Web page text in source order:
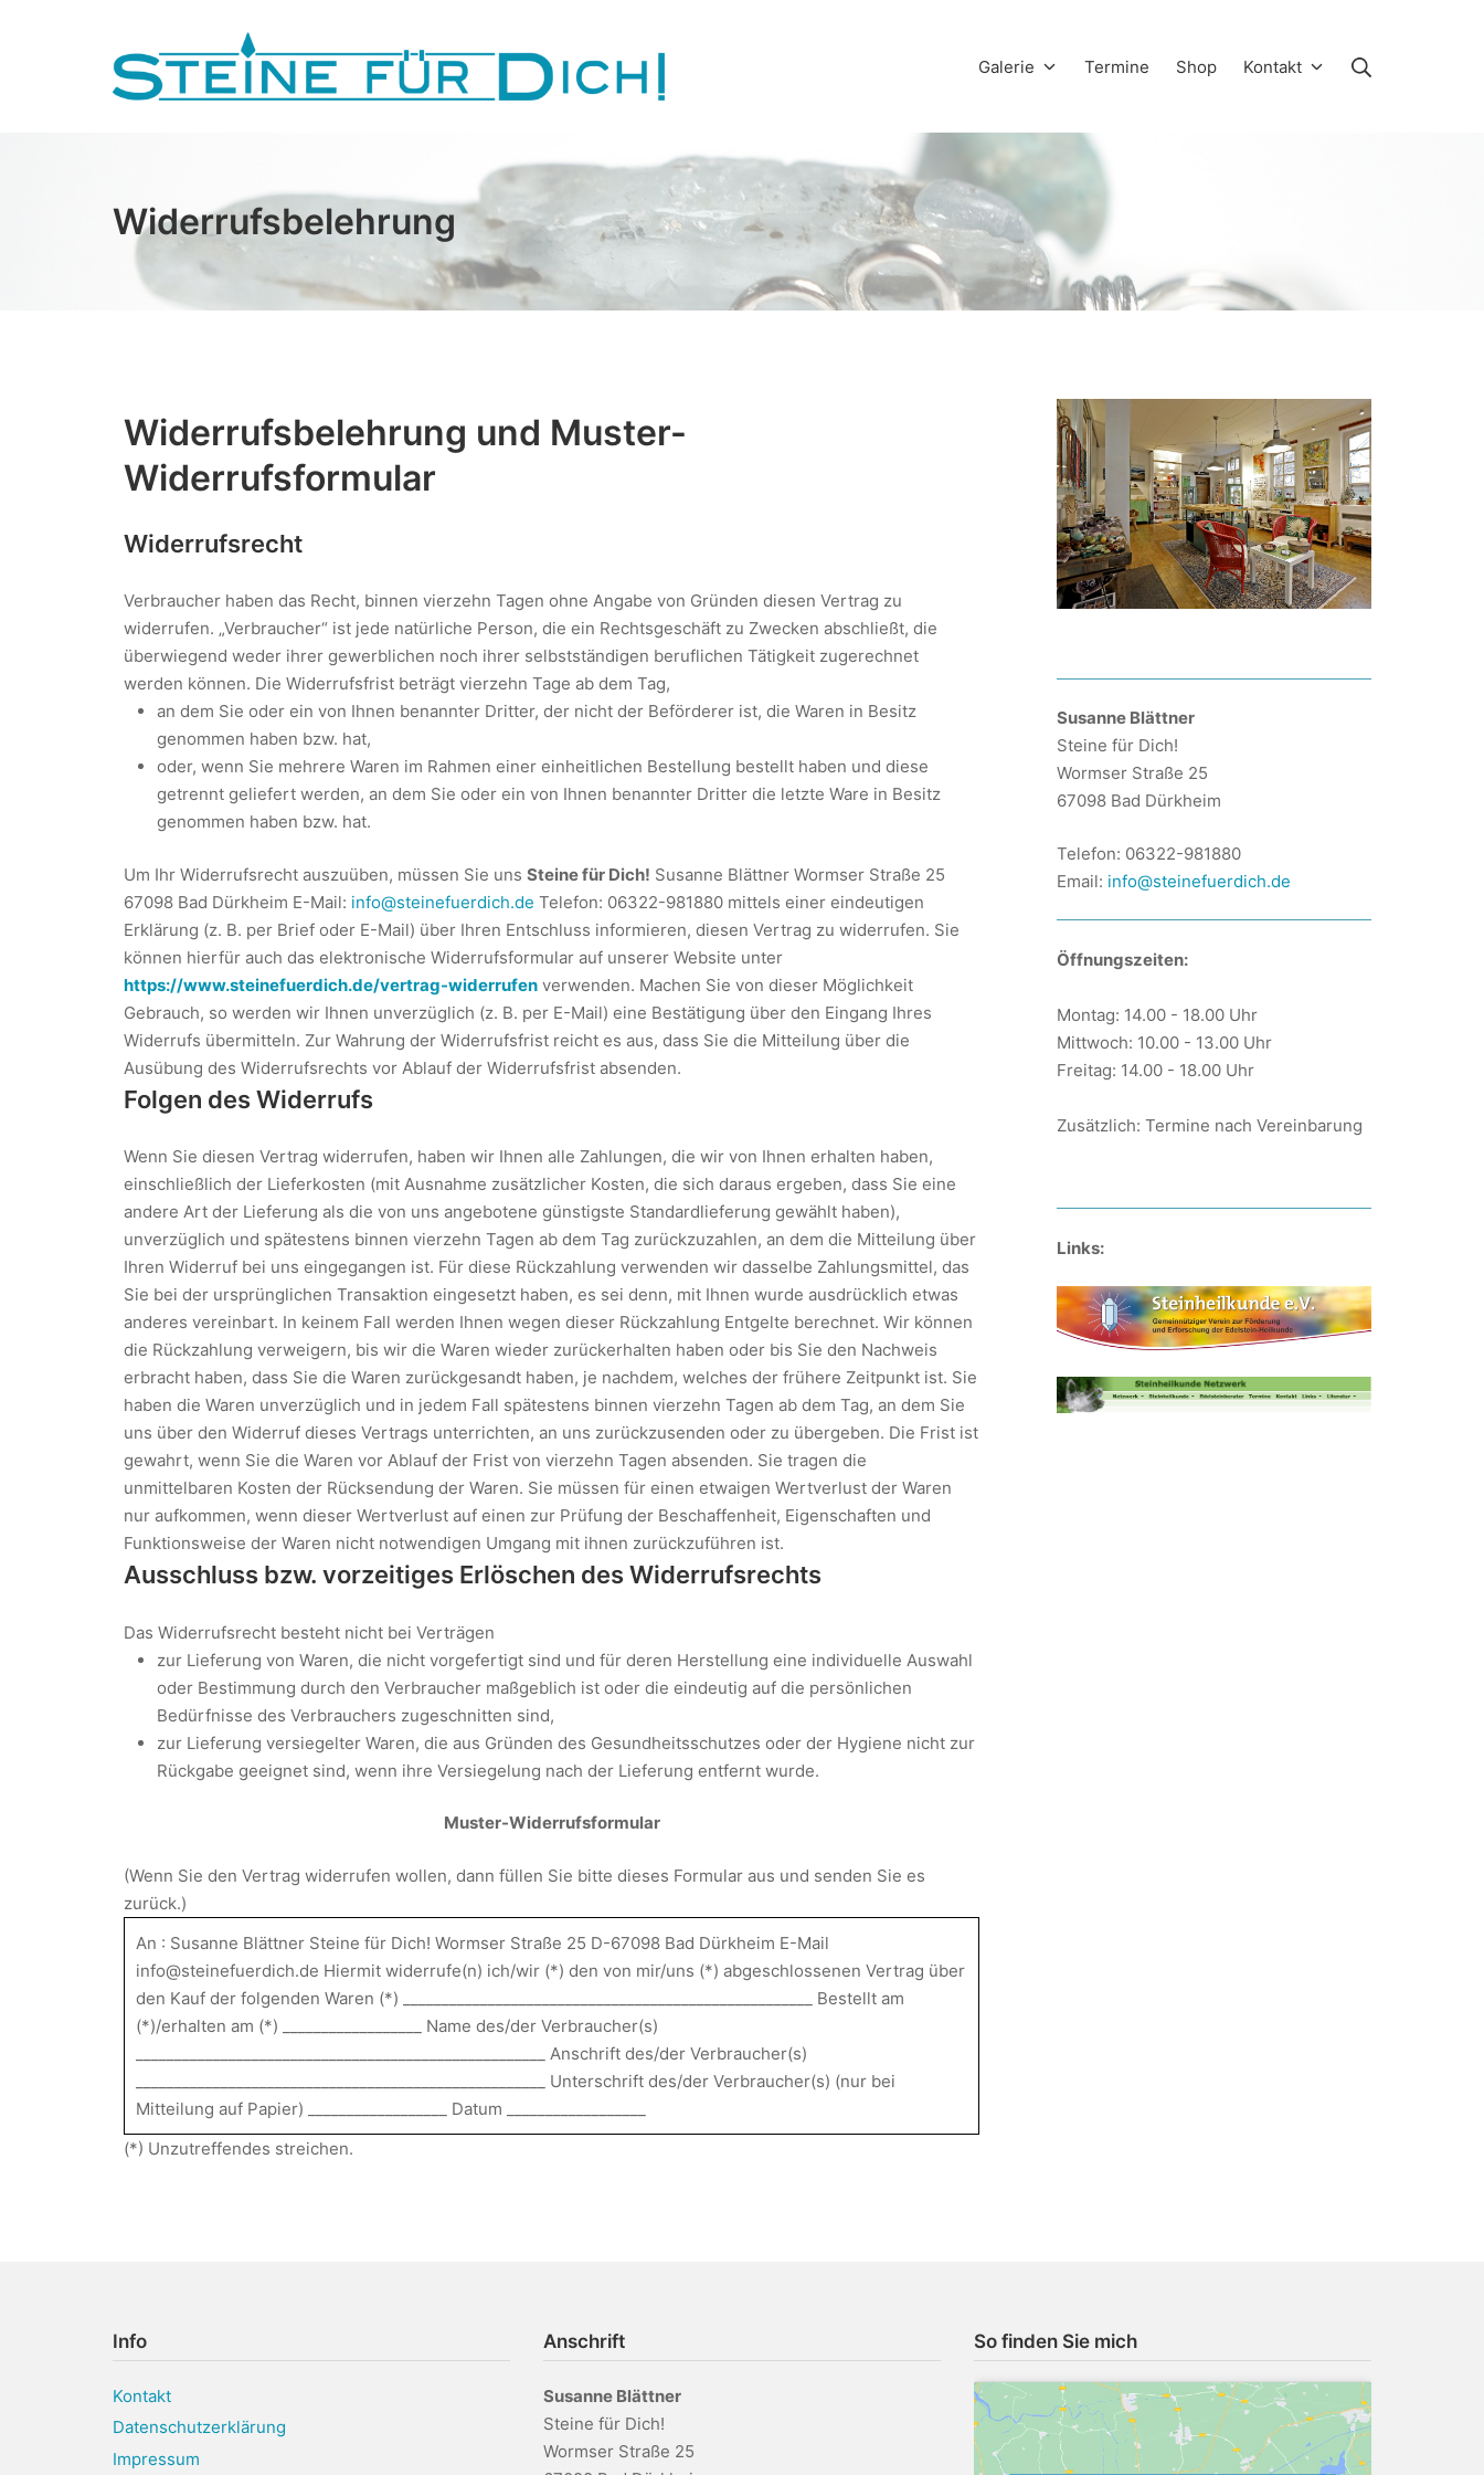
Galerie Termine Shop Kontakt
Widerrufsbelehrung
Widerrufsbelehrung und Muster-
Widerrufsformular
Widerrufsrecht
Verbraucher haben das Recht, binnen vierzehn Tagen ohne Angabe von Gründen diesen Vertrag zu
widerrufen. „Verbraucher“ ist jede natürliche Person, die ein Rechtsgeschäft zu Zwecken abschließt, die
überwiegend weder ihrer gewerblichen noch ihrer selbstständigen beruflichen Tätigkeit zugerechnet
werden können. Die Widerrufsfrist beträgt vierzehn Tage ab dem Tag,
an dem Sie oder ein von Ihnen benannter Dritter, der nicht der Beförderer ist, die Waren in Besitz
genommen haben bzw. hat,
oder, wenn Sie mehrere Waren im Rahmen einer einheitlichen Bestellung bestellt haben und diese
getrennt geliefert werden, an dem Sie oder ein von Ihnen benannter Dritter die letzte Ware in Besitz
genommen haben bzw. hat.
Um Ihr Widerrufsrecht auszuüben, müssen Sie uns Steine für Dich! Susanne Blättner Wormser Straße 25
67098 Bad Dürkheim E-Mail: info@steinefuerdich.de Telefon: 06322-981880 mittels einer eindeutigen
Erklärung (z. B. per Brief oder E-Mail) über Ihren Entschluss informieren, diesen Vertrag zu widerrufen. Sie
können hierfür auch das elektronische Widerrufsformular auf unserer Website unter
https://www.steinefuerdich.de/vertrag-widerrufen verwenden. Machen Sie von dieser Möglichkeit
Gebrauch, so werden wir Ihnen unverzüglich (z. B. per E-Mail) eine Bestätigung über den Eingang Ihres
Widerrufs übermitteln. Zur Wahrung der Widerrufsfrist reicht es aus, dass Sie die Mitteilung über die
Ausübung des Widerrufsrechts vor Ablauf der Widerrufsfrist absenden.
Folgen des Widerrufs
Wenn Sie diesen Vertrag widerrufen, haben wir Ihnen alle Zahlungen, die wir von Ihnen erhalten haben,
einschließlich der Lieferkosten (mit Ausnahme zusätzlicher Kosten, die sich daraus ergeben, dass Sie eine
andere Art der Lieferung als die von uns angebotene günstigste Standardlieferung gewählt haben),
unverzüglich und spätestens binnen vierzehn Tagen ab dem Tag zurückzuzahlen, an dem die Mitteilung über
Ihren Widerruf bei uns eingegangen ist. Für diese Rückzahlung verwenden wir dasselbe Zahlungsmittel, das
Sie bei der ursprünglichen Transaktion eingesetzt haben, es sei denn, mit Ihnen wurde ausdrücklich etwas
anderes vereinbart. In keinem Fall werden Ihnen wegen dieser Rückzahlung Entgelte berechnet. Wir können
die Rückzahlung verweigern, bis wir die Waren wieder zurückerhalten haben oder bis Sie den Nachweis
erbracht haben, dass Sie die Waren zurückgesandt haben, je nachdem, welches der frühere Zeitpunkt ist. Sie
haben die Waren unverzüglich und in jedem Fall spätestens binnen vierzehn Tagen ab dem Tag, an dem Sie
uns über den Widerruf dieses Vertrags unterrichten, an uns zurückzusenden oder zu übergeben. Die Frist ist
gewahrt, wenn Sie die Waren vor Ablauf der Frist von vierzehn Tagen absenden. Sie tragen die
unmittelbaren Kosten der Rücksendung der Waren. Sie müssen für einen etwaigen Wertverlust der Waren
nur aufkommen, wenn dieser Wertverlust auf einen zur Prüfung der Beschaffenheit, Eigenschaften und
Funktionsweise der Waren nicht notwendigen Umgang mit ihnen zurückzuführen ist.
Ausschluss bzw. vorzeitiges Erlöschen des Widerrufsrechts
Das Widerrufsrecht besteht nicht bei Verträgen
zur Lieferung von Waren, die nicht vorgefertigt sind und für deren Herstellung eine individuelle Auswahl
oder Bestimmung durch den Verbraucher maßgeblich ist oder die eindeutig auf die persönlichen
Bedürfnisse des Verbrauchers zugeschnitten sind,
zur Lieferung versiegelter Waren, die aus Gründen des Gesundheitsschutzes oder der Hygiene nicht zur
Rückgabe geeignet sind, wenn ihre Versiegelung nach der Lieferung entfernt wurde.
Muster-Widerrufsformular
(Wenn Sie den Vertrag widerrufen wollen, dann füllen Sie bitte dieses Formular aus und senden Sie es
zurück.)
An : Susanne Blättner Steine für Dich! Wormser Straße 25 D-67098 Bad Dürkheim E-Mail
info@steinefuerdich.de Hiermit widerrufe(n) ich/wir (*) den von mir/uns (*) abgeschlossenen Vertrag über
den Kauf der folgenden Waren (*) _____________________________________________________ Bestellt am
(*)/erhalten am (*) __________________ Name des/der Verbraucher(s)
_____________________________________________________ Anschrift des/der Verbraucher(s)
_____________________________________________________ Unterschrift des/der Verbraucher(s) (nur bei
Mitteilung auf Papier) __________________ Datum __________________
(*) Unzutreffendes streichen.
Susanne Blättner
Steine für Dich!
Wormser Straße 25
67098 Bad Dürkheim
Telefon: 06322-981880
Email: info@steinefuerdich.de
Öffnungszeiten:
Montag: 14.00 - 18.00 Uhr
Mittwoch: 10.00 - 13.00 Uhr
Freitag: 14.00 - 18.00 Uhr
Zusätzlich: Termine nach Vereinbarung
Links:
Info
Kontakt
Datenschutzerklärung
Impressum
Anschrift
Susanne Blättner
Steine für Dich!
Wormser Straße 25
So finden Sie mich